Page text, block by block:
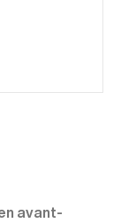
avant-